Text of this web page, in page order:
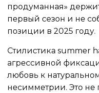
продуманная»
первый сезон и не
позиции в 2025 году.
Стилистика summer
агрессивной
любовь к
несимметрии. Это не